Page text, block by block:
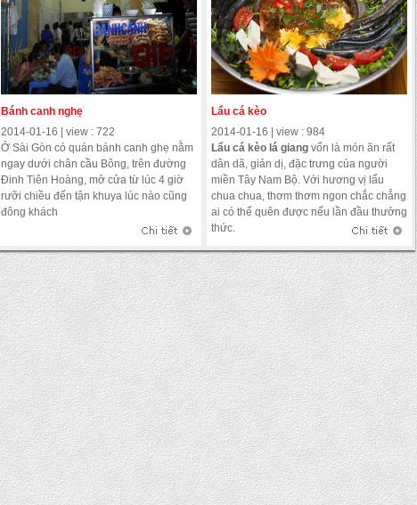
Bánh canh nghẹ
2014-01-16 | view : 722
Ở Sài Gòn có quán bánh canh ghẹ nằm
ngay dưới chân cầu Bông, trên đường
Đinh Tiên Hoàng, mở cửa từ lúc 4 giờ
rưỡi chiều đến tận khuya lúc nào cũng
đông khách
Lẩu cá kèo
2014-01-16 | view : 984
Lẩu cá kèo lá giang vốn là món ăn rất
dân dã, giản dị, đặc trưng của người
miền Tây Nam Bộ. Với hương vị lẩu
chua chua, thơm thơm ngon chắc chẳng
ai có thể quên được nếu lần đầu thưởng
thức.